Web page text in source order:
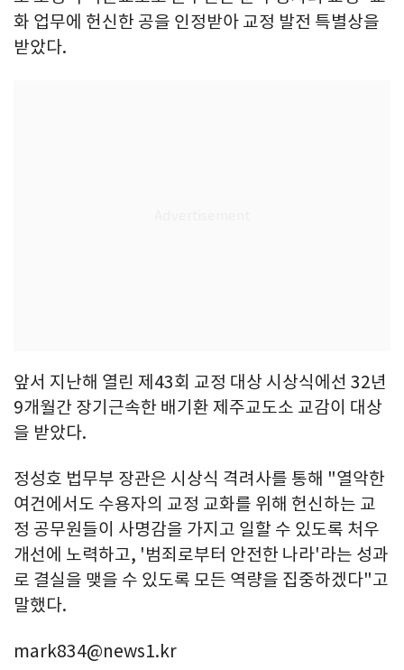
화 업무에 헌신한 공을 인정받아 교정 발전 특별상을
받았다.
앞서 지난해 열린 제43회 교정 대상 시상식에선 32년
9개월간 장기근속한 배기환 제주교도소 교감이 대상
을 받았다.
정성호 법무부 장관은 시상식 격려사를 통해 "열악한
여건에서도 수용자의 교정 교화를 위해 헌신하는 교
정 공무원들이 사명감을 가지고 일할 수 있도록 처우
개선에 노력하고, '범죄로부터 안전한 나라'라는 성과
로 결실을 맺을 수 있도록 모든 역량을 집중하겠다"고
말했다.
mark834@news1.kr